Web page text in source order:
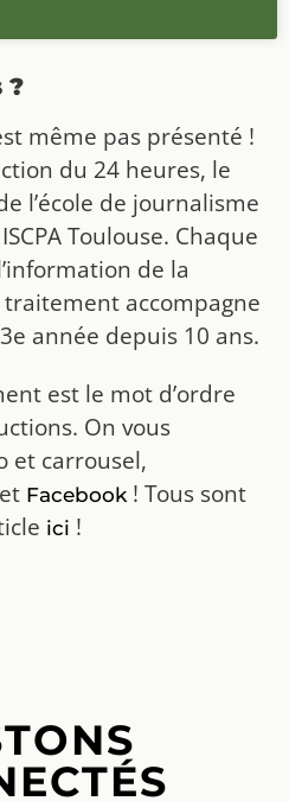
?
même pas présenté !
du 24 heures, le
l’école de journalisme
Toulouse. Chaque
de la
accompagne
année depuis 10 ans.
est le mot d’ordre
On vous
et carrousel,
Facebook! Tous sont
ici !